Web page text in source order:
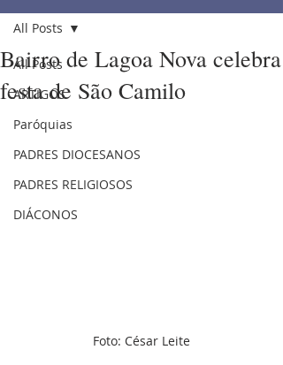
All Posts
ARTIGOS
Paróquias
PADRES DIOCESANOS
PADRES RELIGIOSOS
DIÁCONOS
All Posts
Bairro de Lagoa Nova celebra
festa de São Camilo
Foto: César Leite